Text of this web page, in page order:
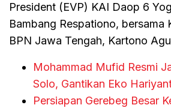
President (EVP) KAI Daop 6
Bambang Respationo, bersama
BPN Jawa Tengah, Kartono
Mohammad Mufid Resmi
Solo, Gantikan Eko
Persiapan Gerebeg Besar